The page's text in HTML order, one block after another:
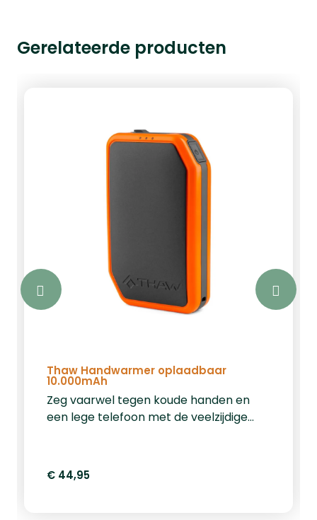
Gerelateerde producten
Thaw Handwarmer oplaadbaar
10.000mAh
Zeg vaarwel tegen koude handen en
een lege telefoon met de veelzijdige
Deze innovatieve handwarmer biedt tot
13,5 uur aangename warmte en kan uw
€ 44,95